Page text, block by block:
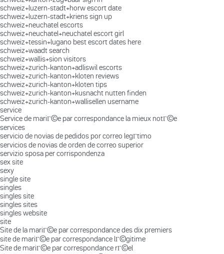
schweiz+luzern-stadt+horw escort date
schweiz+luzern-stadt+kriens sign up
schweiz+neuchatel escorts
schweiz+neuchatel+neuchatel escort girl
schweiz+tessin+lugano best escort dates here
schweiz+waadt search
schweiz+wallis+sion visitors
schweiz+zurich-kanton+adliswil escorts
schweiz+zurich-kanton+kloten reviews
schweiz+zurich-kanton+kloten tips
schweiz+zurich-kanton+kusnacht nutten finden
schweiz+zurich-kanton+wallisellen username
service
Service de mariГ©e par correspondance la mieux notГ©e
services
servicio de novias de pedidos por correo legГ­timo
servicios de novias de orden de correo superior
servizio sposa per corrispondenza
sex site
sexy
single site
singles
singles site
singles sites
singles website
site
Site de la mariГ©e par correspondance des dix premiers
site de mariГ©e par correspondance lГ©gitime
Site de mariГ©e par correspondance rГ©el